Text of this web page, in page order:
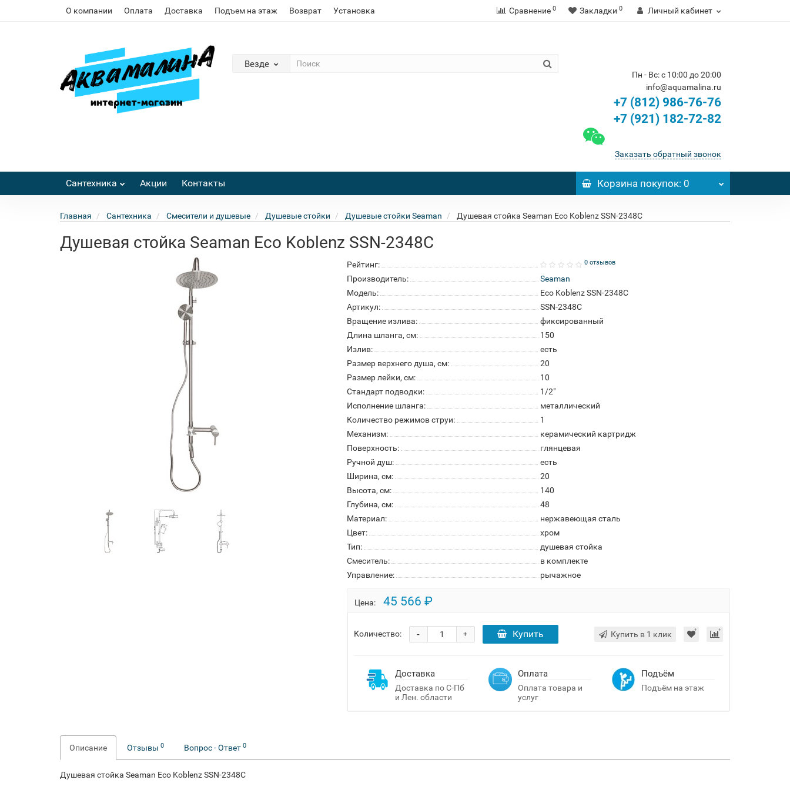
О компании Оплата Доставка Подъем на этаж Возврат Установка Сравнение 0 Закладки 0 Личный кабинет
Везде
Пн - Вс: с 10:00 до 20:00
info@aquamalina.ru
+7 (812) 986-76-76
+7 (921) 182-72-82
Заказать обратный звонок
Сантехника Акции Контакты Корзинапокупок: 0
Главная Сантехника Смесители и душевые Душевые стойки Душевые стойки Seaman Душевая стойка Seaman Eco Koblenz SSN-2348C
Душевая стойка Seaman Eco Koblenz SSN-2348C
Рейтинг: 0 отзывов
Производитель:
Seaman
Модель:
Eco Koblenz SSN-2348C
Артикул:
SSN-2348C
Вращение излива:
фиксированный
Длина шланга, см:
150
Излив:
есть
Размер верхнего душа, см:
20
Размер лейки, см:
10
Стандарт подводки:
1/2"
Исполнение шланга:
металлический
Количество режимов струи:
1
Механизм:
керамический картридж
Поверхность:
глянцевая
Ручной душ:
есть
Ширина, см:
20
Высота, см:
140
Глубина, см:
48
Материал:
нержавеющая сталь
Цвет:
хром
Тип:
душевая стойка
Смеситель:
в комплекте
Управление:
рычажное
Цена: 45 566 ₽
Количество: +
- Купить Купить в 1 клик
Доставка
Доставка по С-Пб
и Лен. области
Оплата
Оплата товара и
услуг
Подъём
Подъём на этаж
Описание Отзывы 0 Вопрос - Ответ 0
Душевая стойка Seaman Eco Koblenz SSN-2348C